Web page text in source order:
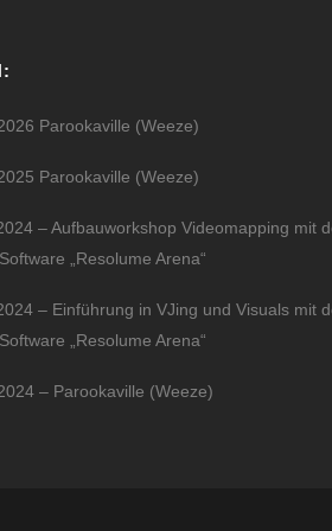
Parookaville (Weeze)
Parookaville (Weeze)
– Aufbauworkshop Videomapping mit
„Resolume Arena“
– Einführung in VJing und Visuals mit
„Resolume Arena“
– Parookaville (Weeze)